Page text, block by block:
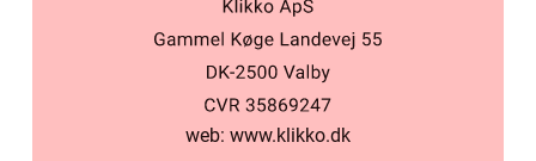
web: www.klikko.dk